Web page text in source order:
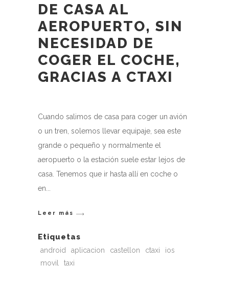
DE CASA AL
AEROPUERTO, SIN
NECESIDAD DE
COGER EL COCHE,
GRACIAS A CTAXI
Cuando salimos de casa para coger un avión
o un tren, solemos llevar equipaje, sea este
grande o pequeño y normalmente el
aeropuerto o la estación suele estar lejos de
casa. Tenemos que ir hasta allí en coche o
en
Leer más
Etiquetas
android aplicacion castellon ctaxi
ios
movil
taxi